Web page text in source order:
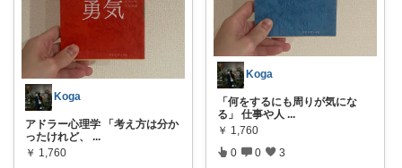
Koga
アドラー心理学 「考え方は分か
ったけれど、
...
￥ 1,760
Koga
「何をするにも周りが気にな
る」 仕事や人 ...
￥ 1,760
0 0 3